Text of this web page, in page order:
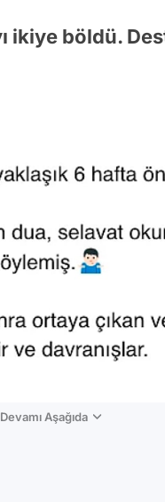
ikiye böldü.
Aşağıda